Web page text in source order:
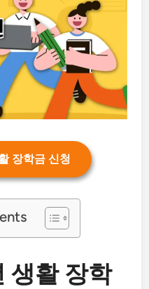
장학금 신청
생활 장학